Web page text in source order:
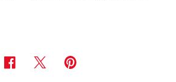
Facebook (opens in new window)
Twitter (opens in new window)
Pinterest (opens in new window)